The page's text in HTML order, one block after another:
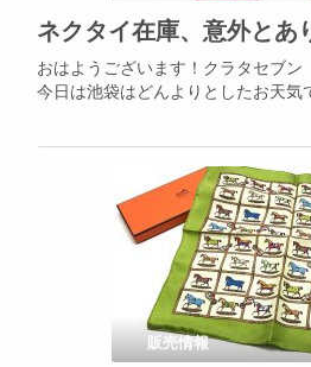
ネクタイ在庫、意外と
おはようございます！クラタセブ
今日は池袋はどんよりとしたお天気
販売情報